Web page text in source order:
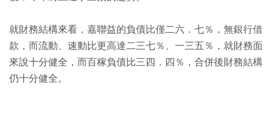
就財務結構來看，嘉聯益的負債比僅二六．七％，無銀行借
款，而流動、速動比更高達二三七％、一三五％，就財務面
來說十分健全，而百稼負債比三四．四％，合併後財務結構
仍十分健全。